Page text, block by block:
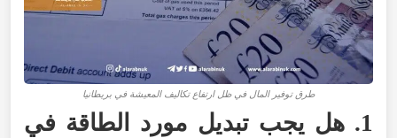
طرق توفير المال في ظل ارتفاع تكاليف المعيشة في بريطانيا
1. هل يجب تبديل مورد الطاقة في